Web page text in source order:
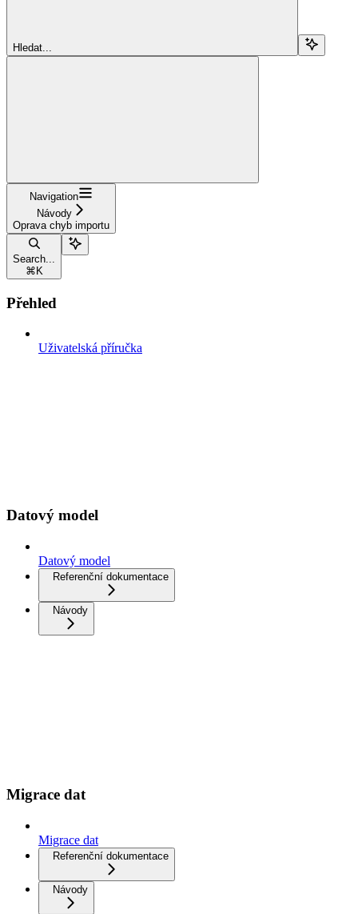
Hledat...
Navigation
Návody
Oprava chyb importu
Search...
⌘ K
Přehled
Uživatelská příručka
Datový model
Datový model
Referenční dokumentace
Návody
Migrace dat
Migrace dat
Referenční dokumentace
Návody